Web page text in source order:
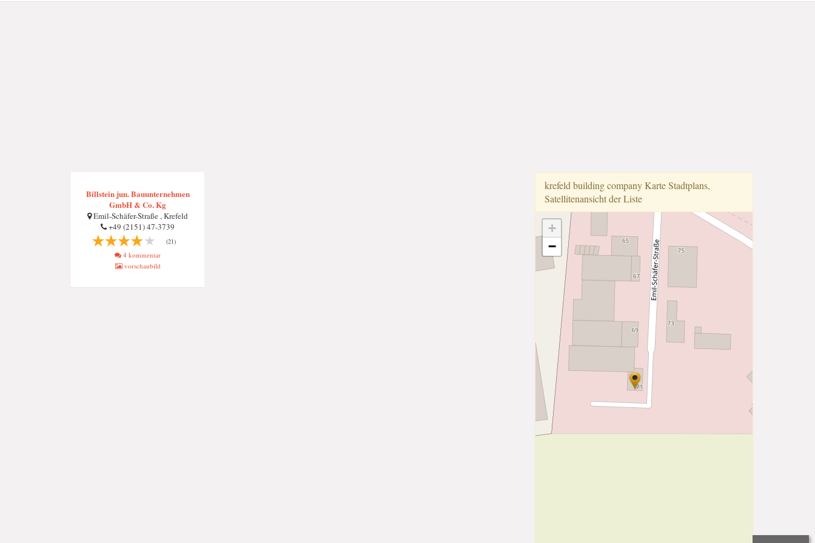
Billstein jun. Bauunternehmen
GmbH & Co. Kg
Emil-Schäfer-Straße , Krefeld
+49 (2151) 47-3739
(21)
4 kommentar
vorschaubild
krefeld building company Karte Stadtplans,
Satellitenansicht der Liste
+
−